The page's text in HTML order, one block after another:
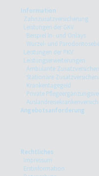
Information
Zahnzusatzversicherung
Leistungen der GKV
Beispiel In- und Onlays
Wurzel- und
Leistungen der PKV
Leistungserweiterungen
Ambulante
Stationäre
Krankentagegeld
Private
Angebotsanforderung
Rechtliches
Impressum
Erstinformation